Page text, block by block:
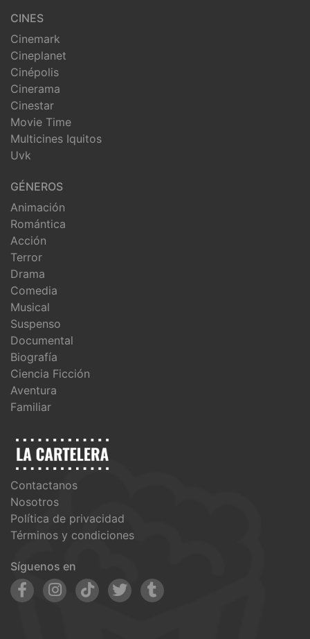
CINES
Cinemark
Cineplanet
Cinépolis
Cinerama
Cinestar
Movie Time
Multicines Iquitos
Uvk
GÉNEROS
Animación
Romántica
Acción
Terror
Drama
Comedia
Musical
Suspenso
Documental
Biografía
Ciencia Ficción
Aventura
Familiar
Contactanos
Nosotros
Política de privacidad
Términos y condiciones
Síguenos en